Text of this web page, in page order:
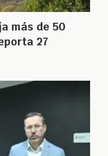
más de 50
27